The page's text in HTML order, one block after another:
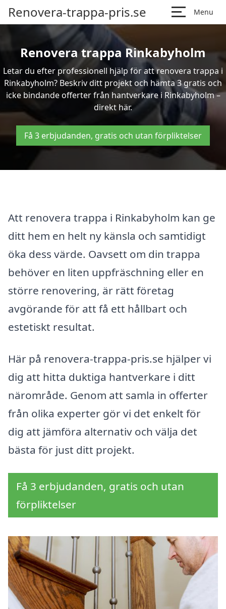
Renovera-trappa-pris.se Menu
Renovera trappa Rinkabyholm
Letar du efter professionell hjälp för att renovera trappa i
Rinkabyholm? Beskriv ditt projekt och hämta 3 gratis och
icke bindande offerter från hantverkare i Rinkabyholm –
direkt här.
Få 3 erbjudanden, gratis och utan förpliktelser
Att renovera trappa i Rinkabyholm kan ge
ditt hem en helt ny känsla och samtidigt
öka dess värde. Oavsett om din trappa
behöver en liten uppfräschning eller en
större renovering, är rätt företag
avgörande för att få ett hållbart och
estetiskt resultat.
Här på renovera-trappa-pris.se hjälper vi
dig att hitta duktiga hantverkare i ditt
närområde. Genom att samla in offerter
från olika experter gör vi det enkelt för
dig att jämföra alternativ och välja det
bästa för just ditt projekt.
Få 3 erbjudanden, gratis och utan
förpliktelser